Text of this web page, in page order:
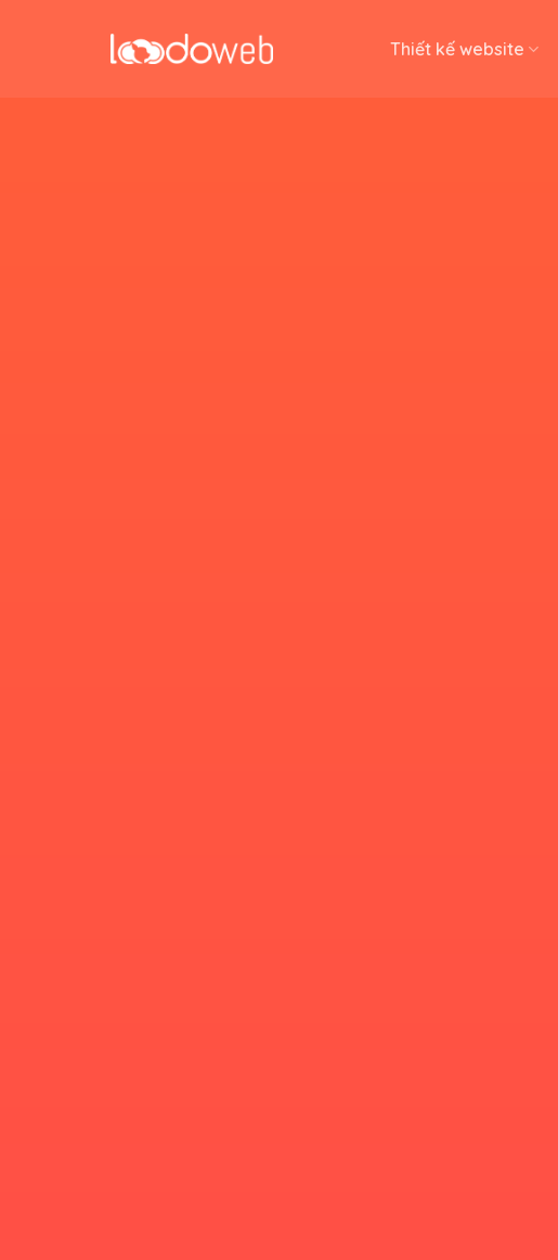
Thiết kế website